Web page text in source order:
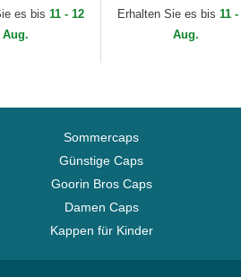
DC
Capslab
es bis 11 - 12
Aug.
BATP1 Batman DC
Comics von Capslab
Erhalten Sie es bis 11
Aug.
Sommercaps
Günstige Caps
Goorin Bros Caps
Damen Caps
Kappen für Kinder